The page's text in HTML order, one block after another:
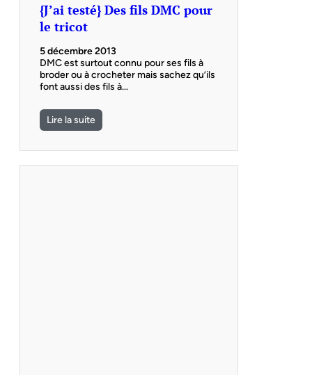
{J’ai testé} Des fils DMC pour
le tricot
5 décembre 2013
DMC est surtout connu pour ses fils à
broder ou à crocheter mais sachez qu’ils
font aussi des fils à…
Lire la suite